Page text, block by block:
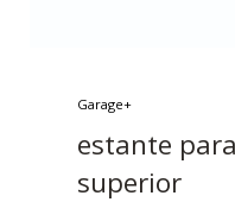
Garage+
estante
superior